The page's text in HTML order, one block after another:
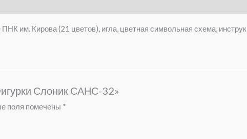
им. Кирова (21 цветов), игла, цветная символьная схема,
Слоник САНС-32»
поля помечены *